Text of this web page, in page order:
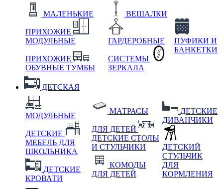
МАЛЕНЬКИЕ
ПРИХОЖИЕ
МОДУЛЬНЫЕ
ПРИХОЖИЕ
ОБУВНЫЕ ТУМБЫ
ВЕШАЛКИ
ГАРДЕРОБНЫЕ
СИСТЕМЫ
ЗЕРКАЛА
ПУФИКИ И
БАНКЕТКИ
ДЕТСКАЯ
МОДУЛЬНЫЕ
ДЕТСКИЕ
МЕБЕЛЬ ДЛЯ
ШКОЛЬНИКА
ДЕТСКИЕ
КРОВАТИ
МАТРАСЫ
ДЛЯ ДЕТЕЙ
ДЕТСКИЕ СТОЛЫ
И СТУЛЬЧИКИ
КОМОДЫ
ДЛЯ ДЕТЕЙ
ДЕТСКИЕ
ДИВАНЧИКИ
ДЕТСКИЙ
СТУЛЬЧИК
ДЛЯ
КОРМЛЕНИЯ